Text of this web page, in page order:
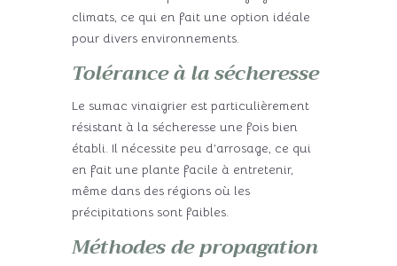
climats, ce qui en fait une option idéale
pour divers environnements.
Tolérance à la sécheresse
Le sumac vinaigrier est particulièrement
résistant à la sécheresse une fois bien
établi. Il nécessite peu d’arrosage, ce qui
en fait une plante facile à entretenir,
même dans des régions où les
précipitations sont faibles.
Méthodes de propagation